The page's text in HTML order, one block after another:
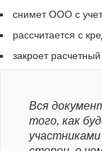
снимет ООО с
рассчитается с
закроет расчетный
Вся
того, как